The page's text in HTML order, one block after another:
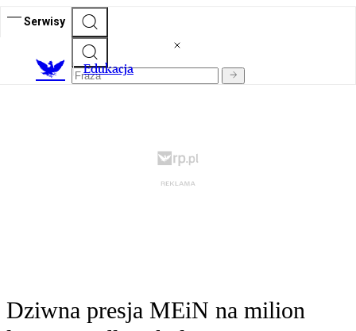
Serwisy
Edukacja
Dziwna presja MEiN na milion